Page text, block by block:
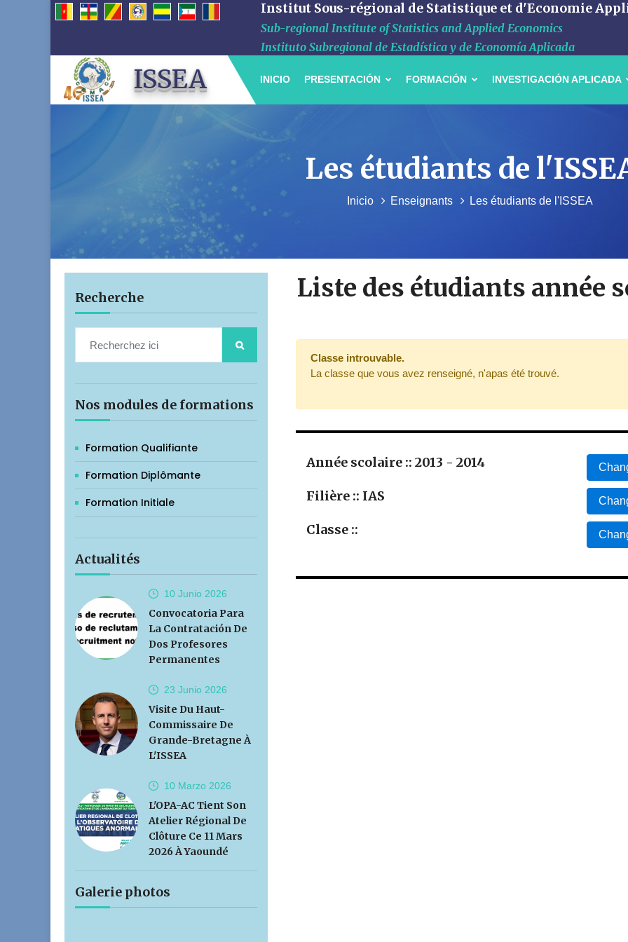
Institut Sous-régional de Statistique et d'Economie
Sub-regional Institute of Statistics and Applied Economics
Instituto Subregional de Estadística y de Economía Aplicada
ISSEA INICIO PRESENTACIÓN FORMACIÓN INVESTIGACIÓN APLICADA
Les étudiants de
Inicio Enseignants Les étudiants de l'ISSEA
Recherche
Nos modules de formations
Formation Qualifiante
Formation Diplômante
Formation Initiale
Actualités
10 Junio 2026
Convocatoria Para
La Contratación De
Dos Profesores
Permanentes
23 Junio 2026
Visite Du Haut-
Commissaire De
Grande-Bretagne À
L'ISSEA
10 Marzo 2026
L'OPA-AC Tient Son
Atelier Régional De
Clôture Ce 11 Mars
2026 À Yaoundé
Galerie photos
Liste des étudiants année
Classe introuvable.
La classe que vous avez renseigné, n'apas été trouvé.
Année scolaire :: 2013 - 2014
Filière :: IAS
Classe ::